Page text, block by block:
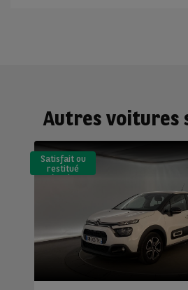
Autres voitures
Satisfait ou
restitué
(LLD)*